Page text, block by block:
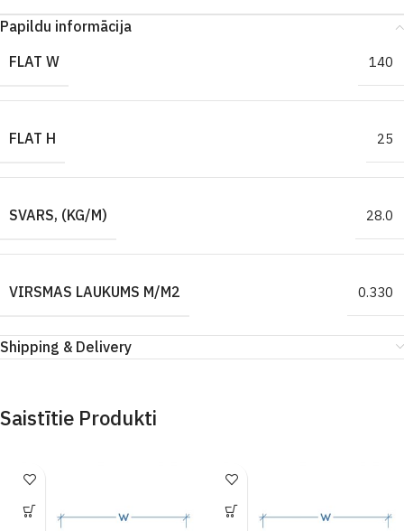
Papildu informācija
FLAT W
140
FLAT H 25
SVARS, (KG/M) 28.0
VIRSMAS LAUKUMS M/M2 0.330
Shipping & Delivery
Saistītie Produkti